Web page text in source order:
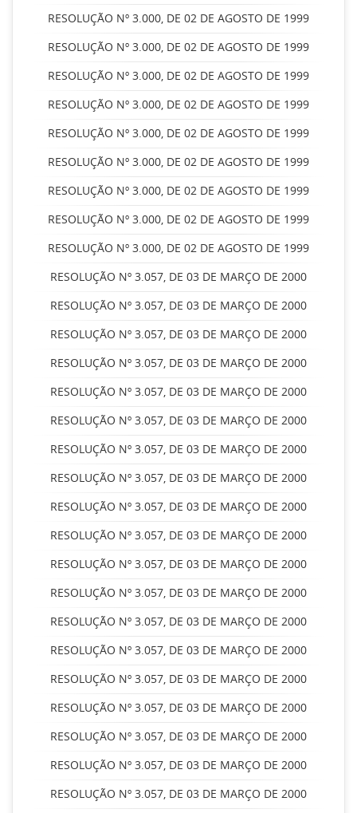
RESOLUÇÃO Nº 3.000, DE 02 DE AGOSTO DE 1999
RESOLUÇÃO Nº 3.000, DE 02 DE AGOSTO DE 1999
RESOLUÇÃO Nº 3.000, DE 02 DE AGOSTO DE 1999
RESOLUÇÃO Nº 3.000, DE 02 DE AGOSTO DE 1999
RESOLUÇÃO Nº 3.000, DE 02 DE AGOSTO DE 1999
RESOLUÇÃO Nº 3.000, DE 02 DE AGOSTO DE 1999
RESOLUÇÃO Nº 3.000, DE 02 DE AGOSTO DE 1999
RESOLUÇÃO Nº 3.000, DE 02 DE AGOSTO DE 1999
RESOLUÇÃO Nº 3.000, DE 02 DE AGOSTO DE 1999
RESOLUÇÃO Nº 3.057, DE 03 DE MARÇO DE 2000
RESOLUÇÃO Nº 3.057, DE 03 DE MARÇO DE 2000
RESOLUÇÃO Nº 3.057, DE 03 DE MARÇO DE 2000
RESOLUÇÃO Nº 3.057, DE 03 DE MARÇO DE 2000
RESOLUÇÃO Nº 3.057, DE 03 DE MARÇO DE 2000
RESOLUÇÃO Nº 3.057, DE 03 DE MARÇO DE 2000
RESOLUÇÃO Nº 3.057, DE 03 DE MARÇO DE 2000
RESOLUÇÃO Nº 3.057, DE 03 DE MARÇO DE 2000
RESOLUÇÃO Nº 3.057, DE 03 DE MARÇO DE 2000
RESOLUÇÃO Nº 3.057, DE 03 DE MARÇO DE 2000
RESOLUÇÃO Nº 3.057, DE 03 DE MARÇO DE 2000
RESOLUÇÃO Nº 3.057, DE 03 DE MARÇO DE 2000
RESOLUÇÃO Nº 3.057, DE 03 DE MARÇO DE 2000
RESOLUÇÃO Nº 3.057, DE 03 DE MARÇO DE 2000
RESOLUÇÃO Nº 3.057, DE 03 DE MARÇO DE 2000
RESOLUÇÃO Nº 3.057, DE 03 DE MARÇO DE 2000
RESOLUÇÃO Nº 3.057, DE 03 DE MARÇO DE 2000
RESOLUÇÃO Nº 3.057, DE 03 DE MARÇO DE 2000
RESOLUÇÃO Nº 3.057, DE 03 DE MARÇO DE 2000